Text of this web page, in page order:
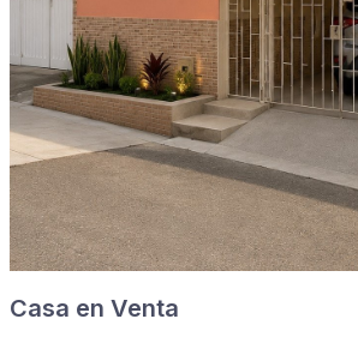
Casa en Venta